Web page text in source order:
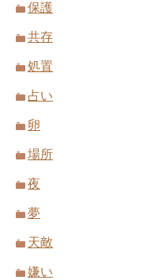
保護
共存
処置
占い
卵
場所
夜
夢
天敵
嫌い